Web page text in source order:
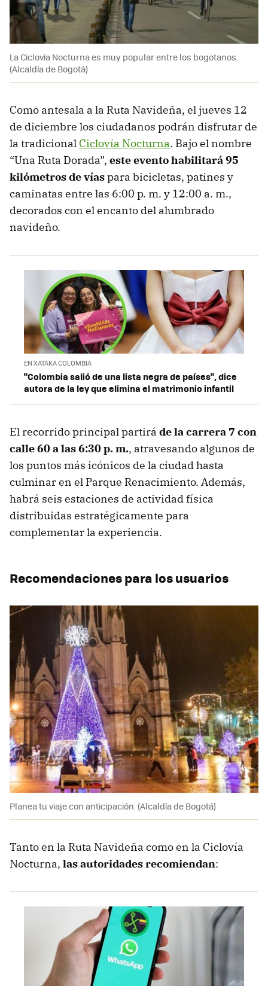
La Ciclovía Nocturna es muy popular entre los bogotanos.
(Alcaldía de Bogotá)
Como antesala a la Ruta Navideña, el jueves 12
de diciembre los ciudadanos podrán disfrutar de
la tradicional Ciclovía Nocturna. Bajo el nombre
“Una Ruta Dorada”, este evento habilitará 95
kilómetros de víaspara bicicletas, patines y
caminatas entre las 6:00 p. m. y 12:00 a. m.,
decorados con el encanto del alumbrado
navideño.
EN XATAKA COLOMBIA
"Colombia salió de una lista negra de países", dice
autora de la ley que elimina el matrimonio infantil
El recorrido principal partirá de la carrera 7 con
calle 60 a las 6:30 p. m., atravesando algunos de
los puntos más icónicos de la ciudad hasta
culminar en el Parque Renacimiento. Además,
habrá seis estaciones de actividad física
distribuidas estratégicamente para
complementar la experiencia.
Recomendaciones para los usuarios
Planea tu viaje con anticipación. (Alcaldía de Bogotá)
Tanto en la Ruta Navideña como en la Ciclovía
Nocturna, las autoridades recomiendan: